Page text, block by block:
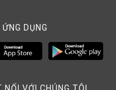
DỤNG